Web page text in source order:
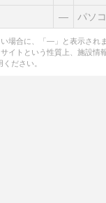
― パソ
場合に、「―」と表示されま
イトという性質上、施設情
ださい。